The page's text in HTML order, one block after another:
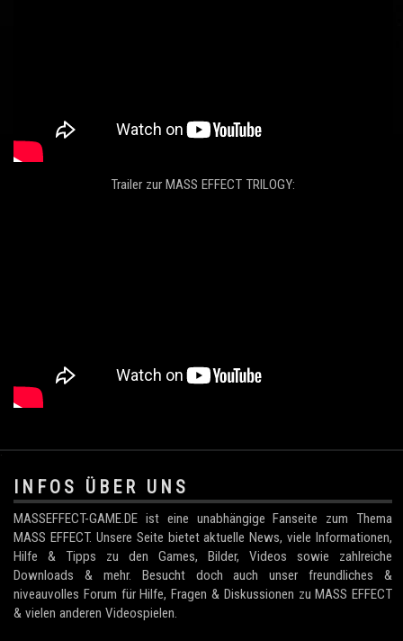
Trailer zur MASS EFFECT TRILOGY:
.
INFOS ÜBER UNS
MASSEFFECT-GAME.DE ist eine unabhängige Fanseite zum Thema
MASS EFFECT. Unsere Seite bietet aktuelle News, viele Informationen,
Hilfe & Tipps zu den Games, Bilder, Videos sowie zahlreiche
Downloads & mehr. Besucht doch auch unser freundliches &
niveauvolles Forum für Hilfe, Fragen & Diskussionen zu MASS EFFECT
& vielen anderen Videospielen.